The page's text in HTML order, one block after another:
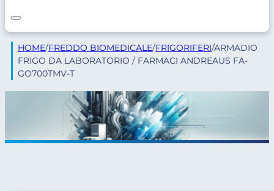
HOME/FREDDO BIOMEDICALE/FRIGORIFERI/ARMADIO
FRIGO DA LABORATORIO / FARMACI ANDREAUS FA-
GO700TMV-T